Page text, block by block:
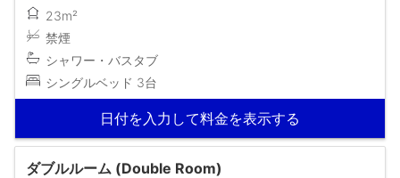
23m²
禁煙
シャワー・バスタブ
シングルベッド 3台
日付を入力して料金を表示する
ダブルルーム (Double Room)